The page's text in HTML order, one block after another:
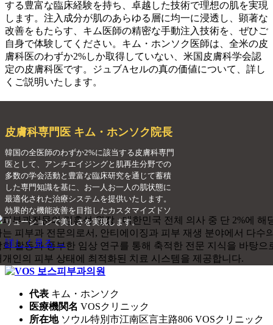
する豊富な臨床経験を持ち、卓越した技術で理想の肌を実現
します。注入成分が肌のあらゆる層に均一に浸透し、顕著な
改善をもたらす、キム医師の精密な手動注入技術を、ぜひご
自身で体験してください。キム・ホンソク医師は、全米の皮
膚科医のわずか2%しか取得していない、米国皮膚科学会認
定の皮膚科医です。ジュブAセルの真の価値について、詳し
くご説明いたします。
皮膚科専門医 キム・ホンソク院長
韓国の全医師のわずか2%に該当する皮膚科専門
医として、アンチエイジングと肌再生分野での
多数の学会活動と豊富な臨床研究を通じて蓄積
した専門知識を基に、お一人お一人の肌状態に
最適化された治療システムを提供いたします。
効果的な機能改善を目指したカスタマイズドソ
リューションで美しさを実現します。
詳しく見る →
代表 キム・ホンソク
医療機関名 VOSクリニック
所在地 ソウル特別市江南区言主路806 VOSクリニック